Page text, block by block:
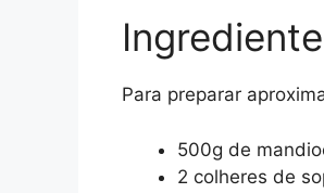
Para preparar
500g de
2 colheres de